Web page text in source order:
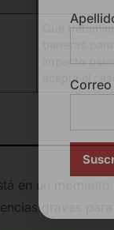
Qué
impacto
acepta el
en un
graves